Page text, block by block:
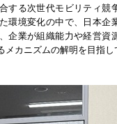
する次世代モビリティ競
環境変化の中で、日本企
企業が組織能力や経営資
カニズムの解明を目指し